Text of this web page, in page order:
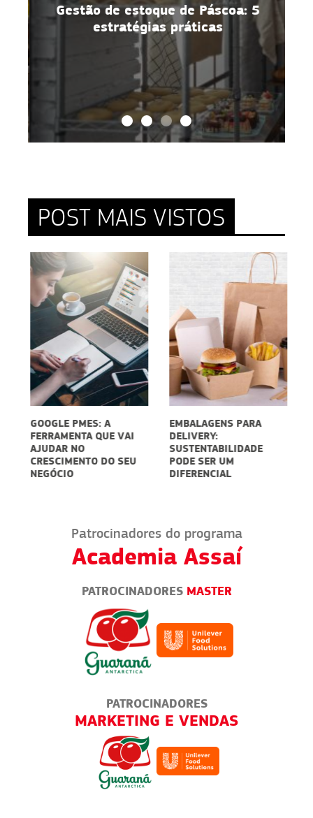
Gestão de estoque de Páscoa: 5
estratégias práticas
POST MAIS VISTOS
GOOGLE PMES: A
FERRAMENTA QUE VAI
AJUDAR NO
CRESCIMENTO DO SEU
NEGÓCIO
EMBALAGENS PARA
DELIVERY:
SUSTENTABILIDADE
PODE SER UM
DIFERENCIAL
Patrocinadores do programa
Academia Assaí
PATROCINADORES MASTER
PATROCINADORES
EMPREENDER NA PRÁTICA